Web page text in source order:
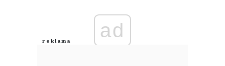
Paweł
04.08.2026 / 13:30
ad